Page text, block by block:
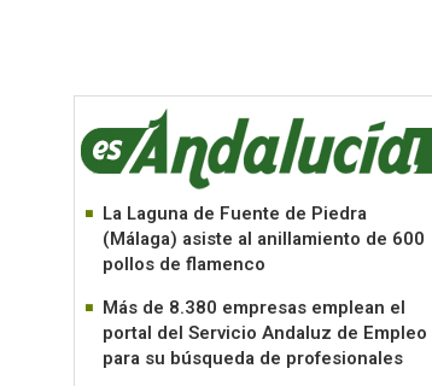
La Laguna de Fuente de Piedra
(Málaga) asiste al anillamiento de 600
pollos de flamenco
Más de 8.380 empresas emplean el
portal del Servicio Andaluz de Empleo
para su búsqueda de profesionales